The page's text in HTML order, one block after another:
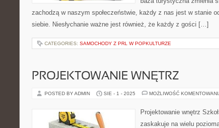
zachodzą w naszym społeczeństwie, każdy z nas jest w stanie
siebie. Niesłychanie ważne jest również, że każdy z gości […]
CATEGORIES: SAMOCHODY Z PRL W POPKULTURZE
PROJEKTOWANIE WNĘTRZ
POSTED BY ADMIN SIE - 1 - 2025 MOŻLIWOŚĆ
Projektowanie wnętrz
zaskakuje na wielu